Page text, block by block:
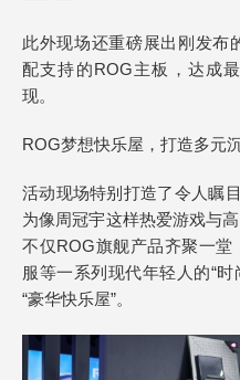
此外现场还重磅展出刚发布
配支持的ROG主板，达成
现。
ROG梦想快乐屋，打造多元
活动现场特别打造了令人瞩
为像周冠宇这样热爱游戏与
不仅ROG旗舰产品齐聚一
服等一系列现代年轻人的“
“豪华快乐屋”。